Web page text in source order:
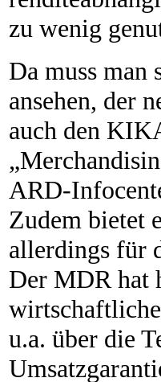
zu wenig
Da muss
ansehen, der
auch den
ARD-
Zudem bietet
allerdings für
Der MDR hat
u.a. über die